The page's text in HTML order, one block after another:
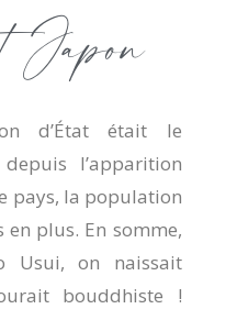
Japon
d’État était le
l’apparition
pays, la population
en plus. En somme,
Usui, on naissait
bouddhiste !